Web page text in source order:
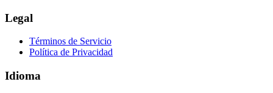
Legal
Términos de Servicio
Política de Privacidad
Idioma